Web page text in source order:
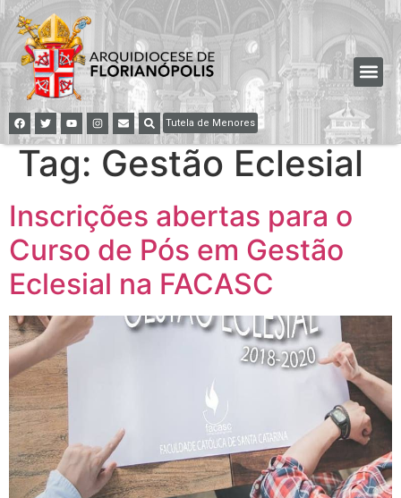
Tutela de Menores
Tag: Gestão Eclesial
Inscrições abertas para o
Curso de Pós em Gestão
Eclesial na FACASC